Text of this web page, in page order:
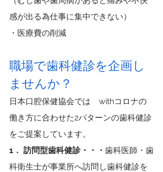
感が出る為仕事に集中できない）
・医療費の削減
職場で歯科健診を企画し
ませんか？
日本口腔保健協会では　withコロナの
働き方に合わせた2パターンの歯科健診
をご提案しています。
1． 訪問型歯科健診・・・ 歯科医師・歯
科衛生士が事業所へ訪問し歯科健診を